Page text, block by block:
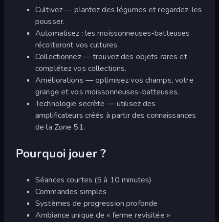
Cultivez — plantez des légumes et regardez-les
pousser.
Automatisez : les moissonneuses-batteuses
récolteront vos cultures.
Collectionnez — trouvez des objets rares et
complétez vos collections.
Améliorations — optimisez vos champs, votre
grange et vos moissonneuses-batteuses.
Technologie secrète — utilisez des
amplificateurs créés à partir des connaissances
de la Zone 51.
Pourquoi jouer ?
Séances courtes (5 à 10 minutes)
Commandes simples
Systèmes de progression profonde
Ambiance unique de « ferme revisitée »